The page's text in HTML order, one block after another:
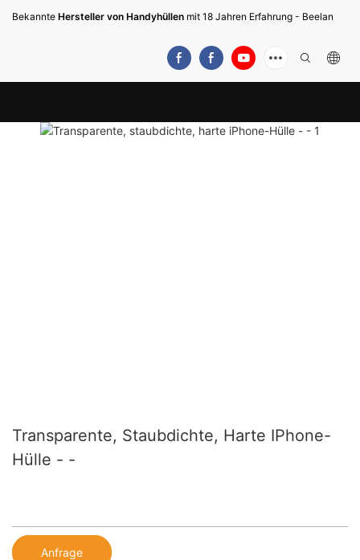
Bekannte Hersteller von Handyhüllen mit 18 Jahren Erfahrung - Beelan
Transparente, Staubdichte, Harte IPhone-
Hülle - -
Anfrage